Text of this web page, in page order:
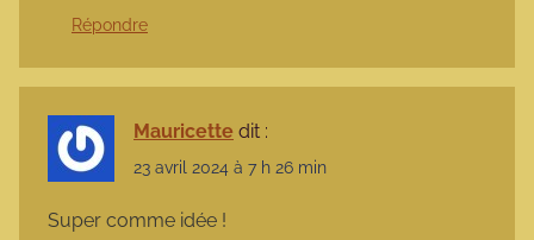
Répondre
Mauricette dit :
23 avril 2024 à 7 h 26 min
Super comme idée !